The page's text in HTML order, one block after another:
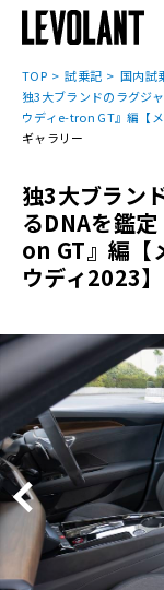
TOP 試乗記
国内試
独3大ブランドのラグジ
ウディe-tron GT』編【
ギャラリー
独3大ブラン
るDNAを鑑
on GT』編
ウディ2023】